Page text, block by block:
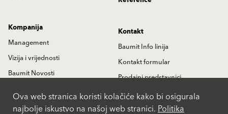
Kompanija
Management
Vizija i vrijednosti
Baumit Novosti
Kontakt
Baumit Info linija
Kontakt formular
Prodajni predstavnici
Partneri
Lokacije
Ova web stranica koristi kolačiće kako bi osigurala
najbolje iskustvo na našoj web stranici.Politika